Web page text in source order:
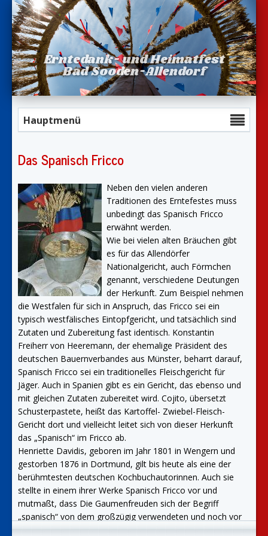
Erntedank- und Heimatfest
Bad Sooden-Allendorf
Hauptmenü
Das Spanisch Fricco
Neben den vielen anderen
Traditionen des Erntefestes muss
unbedingt das Spanisch Fricco
erwähnt werden.
Wie bei vielen alten Bräuchen gibt
es für das Allendörfer
Nationalgericht, auch Förmchen
genannt, verschiedene Deutungen
der Herkunft. Zum Beispiel nehmen
die Westfalen für sich in Anspruch, das Fricco sei ein
typisch westfälisches Eintopfgericht, und tatsächlich sind
Zutaten und Zubereitung fast identisch. Konstantin
Freiherr von Heeremann, der ehemalige Präsident des
deutschen Bauernverbandes aus Münster, beharrt darauf,
Spanisch Fricco sei ein traditionelles Fleischgericht für
Jäger. Auch in Spanien gibt es ein Gericht, das ebenso und
mit gleichen Zutaten zubereitet wird. Cojito, übersetzt
Schusterpastete, heißt das Kartoffel- Zwiebel-Fleisch-
Gericht dort und vielleicht leitet sich von dieser Herkunft
das „Spanisch“ im Fricco ab.
Henriette Davidis, geboren im Jahr 1801 in Wengern und
gestorben 1876 in Dortmund, gilt bis heute als eine der
berühmtesten deutschen Kochbuchautorinnen. Auch sie
stellte in einem ihrer Werke Spanisch Fricco vor und
mutmaßt, dass Die Gaumenfreuden sich der Begriff
„spanisch“ von dem großzügig verwendeten und noch vor
200 Jahren teuren und exotischen Pfeffer ableitet.